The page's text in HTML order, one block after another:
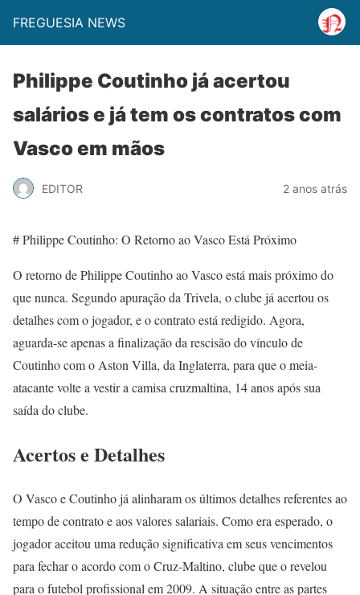
FREGUESIA NEWS
Philippe Coutinho já acertou
salários e já tem os contratos com
Vasco em mãos
EDITOR 2 anos atrás
# Philippe Coutinho: O Retorno ao Vasco Está Próximo
O retorno de Philippe Coutinho ao Vasco está mais próximo do
que nunca. Segundo apuração da Trivela, o clube já acertou os
detalhes com o jogador, e o contrato está redigido. Agora,
aguarda-se apenas a finalização da rescisão do vínculo de
Coutinho com o Aston Villa, da Inglaterra, para que o meia-
atacante volte a vestir a camisa cruzmaltina, 14 anos após sua
saída do clube.
Acertos e Detalhes
O Vasco e Coutinho já alinharam os últimos detalhes referentes ao
tempo de contrato e aos valores salariais. Como era esperado, o
jogador aceitou uma redução significativa em seus vencimentos
para fechar o acordo com o Cruz-Maltino, clube que o revelou
para o futebol profissional em 2009. A situação entre as partes